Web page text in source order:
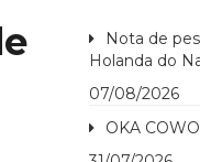
Nota de
Holanda do
07/08/2026
OKA